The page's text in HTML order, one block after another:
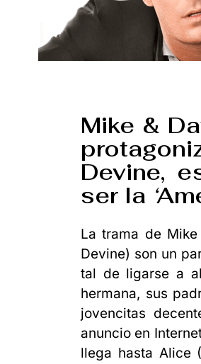
Mike &
Devine,
ser la ‘
La trama de
Devine) son un
tal de ligarse a
hermana, sus
jovencitas
anuncio en
llega hasta Alice